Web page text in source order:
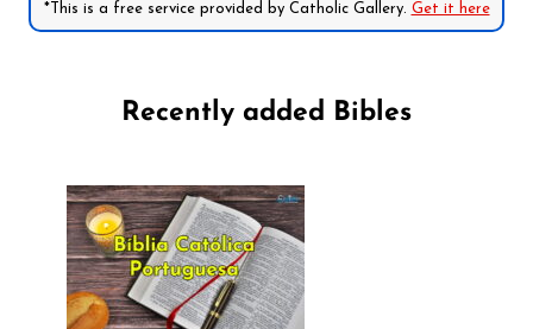
*This is a free service provided by Catholic Gallery. Get it here
Recently added Bibles